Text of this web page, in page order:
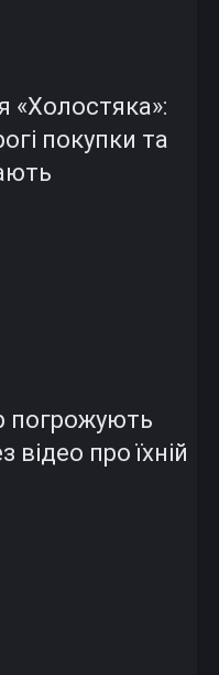
«Холостяка»:
покупки та
погрожують
відео про їхній